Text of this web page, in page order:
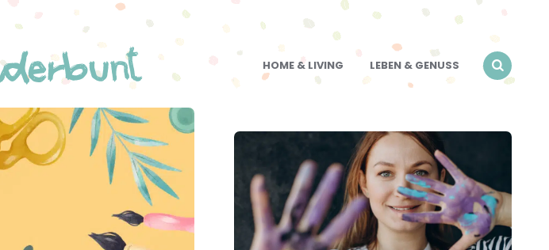
WUNDERBUNT.DE HOME & LIVING LEBEN & GENUSS